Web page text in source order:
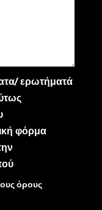
ερωτήματά
φόρμα
όρους